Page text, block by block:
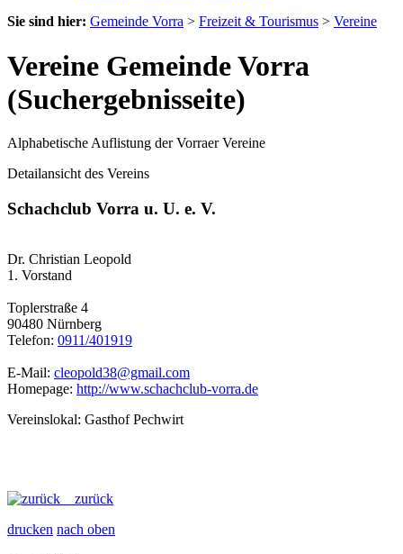
Sie sind hier: Gemeinde Vorra > Freizeit & Tourismus > Vereine
Vereine Gemeinde Vorra
(Suchergebnisseite)
Alphabetische Auflistung der Vorraer Vereine
Detailansicht des Vereins
Schachclub Vorra u. U. e. V.
Dr. Christian Leopold
1. Vorstand
Toplerstraße 4
90480 Nürnberg
Telefon: 0911/401919
E-Mail: cleopold38@gmail.com
Homepage: http://www.schachclub-vorra.de
Vereinslokal: Gasthof Pechwirt
zurück
drucken nach oben